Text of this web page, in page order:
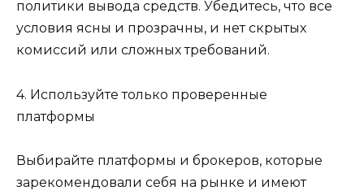
политики вывода средств. Убедитесь, что все
условия ясны и прозрачны, и нет скрытых
комиссий или сложных требований.
4. Используйте только проверенные
платформы
Выбирайте платформы и брокеров, которые
зарекомендовали себя на рынке и имеют